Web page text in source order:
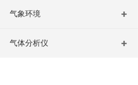
气象环境
气体分析仪